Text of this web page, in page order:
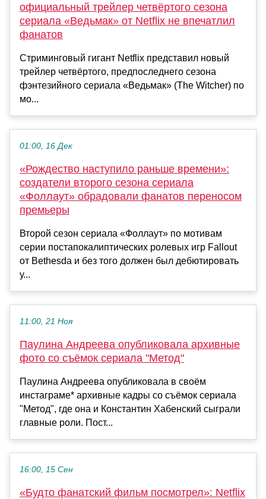
официальный трейлер четвёртого сезона
сериала «Ведьмак» от Netflix не впечатлил
фанатов
Стриминговый гигант Netflix представил новый
трейлер четвёртого, предпоследнего сезона
фэнтезийного сериала «Ведьмак» (The Witcher) по
мо...
01:00, 16 Дек
«Рождество наступило раньше времени»:
создатели второго сезона сериала
«Фоллаут» обрадовали фанатов переносом
премьеры
Второй сезон сериала «Фоллаут» по мотивам
серии постапокалиптических ролевых игр Fallout
от Bethesda и без того должен был дебютировать
у...
11:00, 21 Ноя
Паулина Андреева опубликовала архивные
фото со съёмок сериала "Метод"
Паулина Андреева опубликовала в своём
инстаграме* архивные кадры со съёмок сериала
"Метод", где она и Константин Хабенский сыграли
главные роли. Пост...
16:00, 15 Сен
«Будто фанатский фильм посмотрел»: Netflix